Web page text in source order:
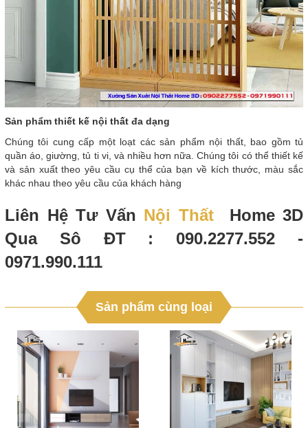
Sản phẩm thiết kế nội thất đa dạng
Chúng tôi cung cấp một loạt các sản phẩm nội thất, bao gồm tủ
quần áo, giường, tủ ti vi, và nhiều hơn nữa. Chúng tôi có thể thiết kế
và sản xuất theo yêu cầu cụ thể của bạn về kích thước, màu sắc
khác nhau theo yêu cầu của khách hàng
Liên Hệ Tư Vấn Nội ThấtHome 3D
Qua Sô ĐT : 090.2277.552 -
0971.990.111
Sản phẩm cùng loại